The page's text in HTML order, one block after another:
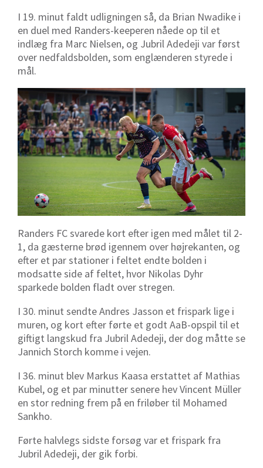
I 19. minut faldt udligningen så, da Brian Nwadike i
en duel med Randers-keeperen nåede op til et
indlæg fra Marc Nielsen, og Jubril Adedeji var først
over nedfaldsbolden, som englænderen styrede i
mål.
Randers FC svarede kort efter igen med målet til 2-
1, da gæsterne brød igennem over højrekanten, og
efter et par stationer i feltet endte bolden i
modsatte side af feltet, hvor Nikolas Dyhr
sparkede bolden fladt over stregen.
I 30. minut sendte Andres Jasson et frispark lige i
muren, og kort efter førte et godt AaB-opspil til et
giftigt langskud fra Jubril Adedeji, der dog måtte se
Jannich Storch komme i vejen.
I 36. minut blev Markus Kaasa erstattet af Mathias
Kubel, og et par minutter senere hev Vincent Müller
en stor redning frem på en friløber til Mohamed
Sankho.
Førte halvlegs sidste forsøg var et frispark fra
Jubril Adedeji, der gik forbi.